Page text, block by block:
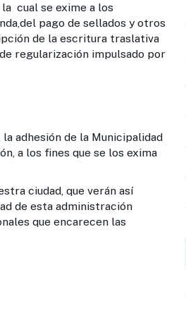
cual se exime a los
pago de sellados y otros
de la escritura traslativa
regularización impulsado por
de la Municipalidad
a los fines que se los exima
ciudad, que verán así
de esta administración
que encarecen las